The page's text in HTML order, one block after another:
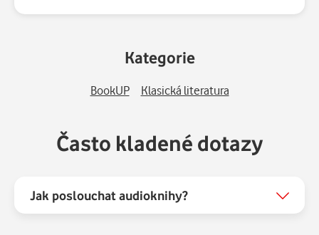
08.Vzpomínky jako jed
09.Požár
10.Tajemství Thornfieldu
12. 12.Návštěva Richarda Masona
Kategorie
BookUP Klasická literatura
Často kladené dotazy
Jak poslouchat audioknihy?